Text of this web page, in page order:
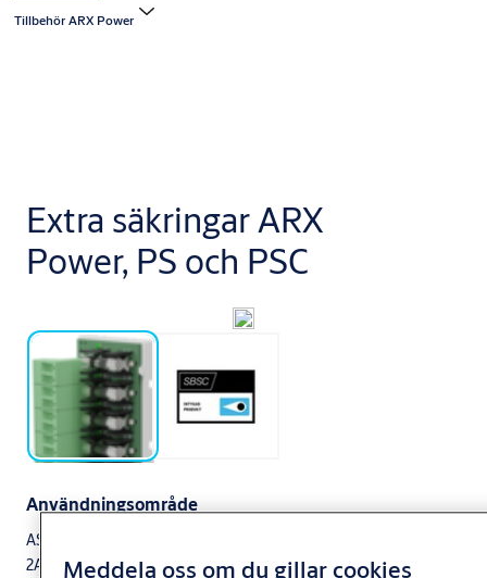
Tillbehör ARX Power
Extra säkringar ARX
Power, PS och PSC
Användningsområde
ASSA ABLOY ARX Power FUSE 05 är ett avsäkringskort med 5st
2A avsäkrade utgångar.
Meddela oss om du gillar cookies